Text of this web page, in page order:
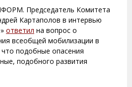
Председатель Комитета
Картаполов в интервью
ответил на вопрос о
всеобщей мобилизации в
подобные опасения
подобного развития